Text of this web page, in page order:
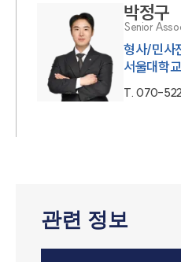
박정구
Senior
형사/민사
서울대학
T.070-
관련 정보